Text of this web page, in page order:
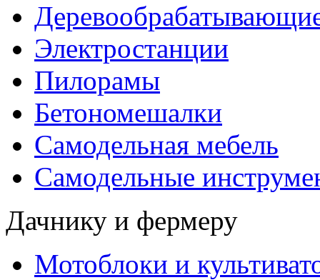
Электростанции
Пилорамы
Бетономешалки
Самодельная мебель
Самодельные
Дачнику и фермеру
Мотоблоки и